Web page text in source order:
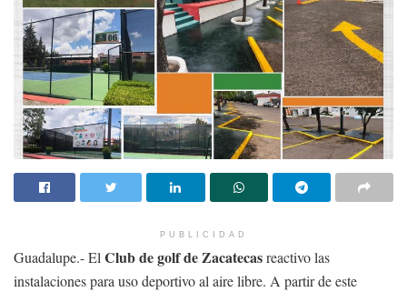
PUBLICIDAD
Guadalupe.- El Club de golf de Zacatecasreactivo las
instalaciones para uso deportivo al aire libre. A partir de este